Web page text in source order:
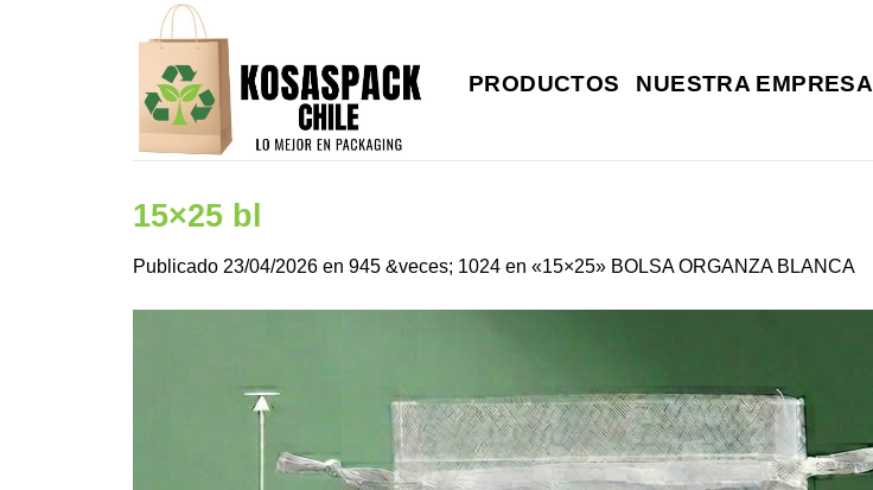
PRODUCTOS NUESTRA EMPRESA
15×25 bl
Publicado 23/04/2026 en 945 &veces; 1024 en «15×25» BOLSA ORGANZA BLANCA